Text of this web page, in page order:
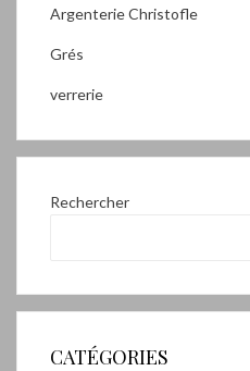
Argenterie Christofle
Grés
verrerie
Rechercher
CATÉGORIES